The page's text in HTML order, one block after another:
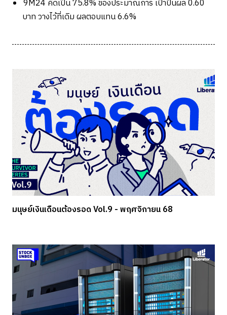
9M24 คิดเป็น75.8%ของประมาณการ เป้าปันผล0.60
บาท วางไว้ที่เดิม ผลตอบแทน6.6%
มนุษย์เงินเดือนต้องรอด Vol.9 - พฤศจิกายน 68